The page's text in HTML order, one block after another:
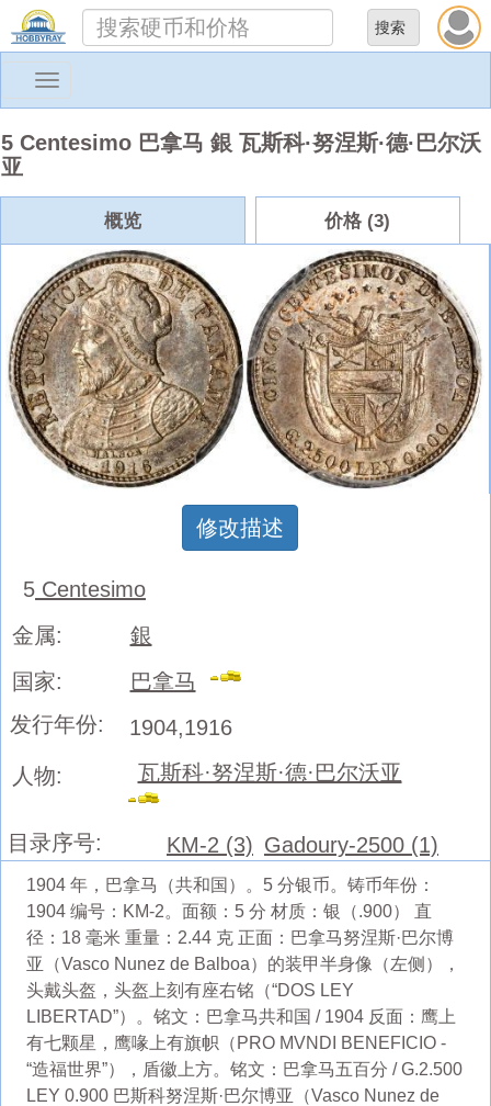
Toggle
5 Centesimo 巴拿马 銀 瓦斯科·努涅斯·德·巴尔沃
亚
概览 价格 (3)
修改描述
5 Centesimo
金属:
銀
国家:
巴拿马
发行年份:
1904,1916
人物:
瓦斯科·努涅斯·德·巴尔沃亚
目录序号: KM-2 (3) Gadoury-2500 (1)
1904 年，巴拿马（共和国）。5 分银币。铸币年份：
1904 编号：KM-2。面额：5 分 材质：银（.900） 直
径：18 毫米 重量：2.44 克 正面：巴拿马努涅斯·巴尔博
亚（Vasco Nunez de Balboa）的装甲半身像（左侧），
头戴头盔，头盔上刻有座右铭（“DOS LEY
LIBERTAD”）。铭文：巴拿马共和国 / 1904 反面：鹰上
有七颗星，鹰喙上有旗帜（PRO MVNDI BENEFICIO -
“造福世界”），盾徽上方。铭文：巴拿马五百分 / G.2.500
LEY 0.900 巴斯科努涅斯·巴尔博亚（Vasco Nunez de